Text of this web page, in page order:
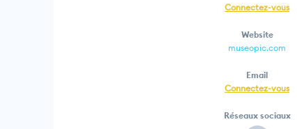
Connectez-vous
Website
museopic.com
Email
Connectez-vous
Réseaux sociaux